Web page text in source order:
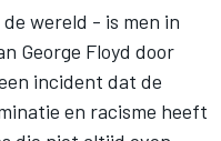
wereld - is men in
George Floyd door
incident dat de
en racisme heeft